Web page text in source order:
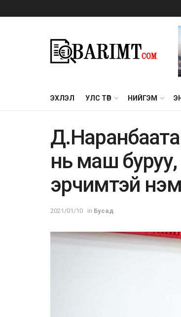
ЭХЛЭЛ УЛС ТӨР НИЙГЭМ
нь маш буруу,
эрчимтэй
2021/01/10 in Бусад